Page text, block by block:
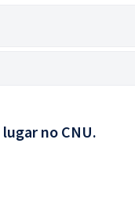
no CNU.